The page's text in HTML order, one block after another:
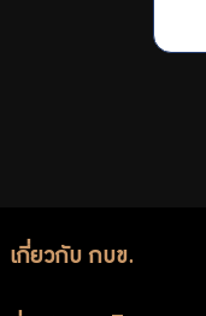
เกี่ยวกับ กบข.